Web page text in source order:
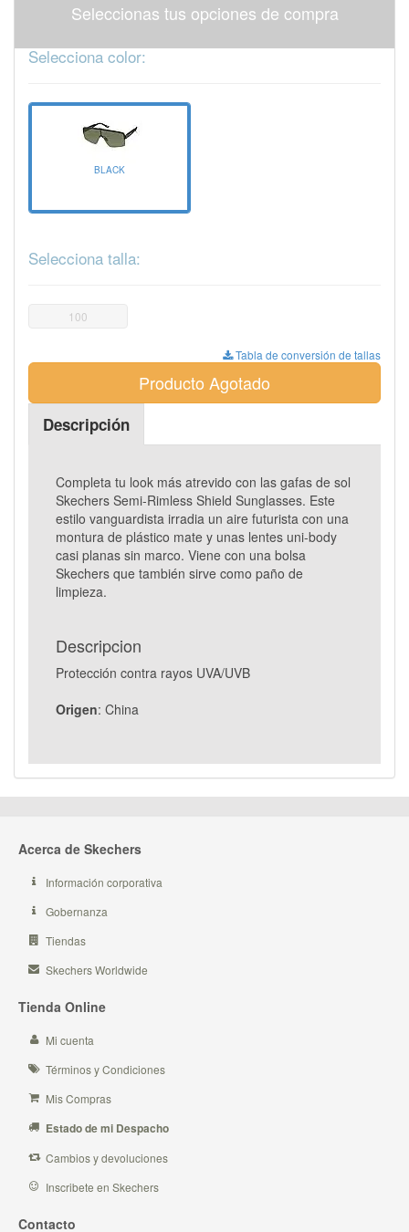
Seleccionas tus opciones de compra
Selecciona color:
BLACK
Selecciona talla:
100
Tabla de conversión de tallas
Producto Agotado
Descripción
Completa tu look más atrevido con las gafas de sol
Skechers Semi-Rimless Shield Sunglasses. Este
estilo vanguardista irradia un aire futurista con una
montura de plástico mate y unas lentes uni-body
casi planas sin marco. Viene con una bolsa
Skechers que también sirve como paño de
limpieza.
Descripcion
Protección contra rayos UVA/UVB
Origen: China
Acerca de Skechers
Información corporativa
Gobernanza
Tiendas
Skechers Worldwide
Tienda Online
Mi cuenta
Términos y Condiciones
Mis Compras
Estado de mi Despacho
Cambios y devoluciones
Inscribete en Skechers
Contacto